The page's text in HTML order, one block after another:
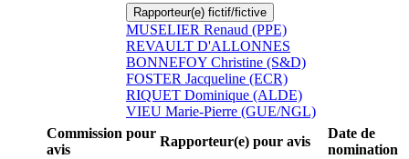
Rapporteur(e) fictif/fictive
MUSELIER Renaud (PPE)
REVAULT D'ALLONNES
BONNEFOY Christine (S&D)
FOSTER Jacqueline (ECR)
RIQUET Dominique (ALDE)
VIEU Marie-Pierre (GUE/NGL)
Commission pour
avis
Rapporteur(e) pour avis
Date de
nomination